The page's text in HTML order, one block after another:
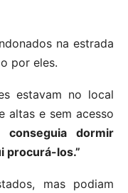
na estrada
por eles.
estavam no local
altas e sem acesso
conseguia dormir
procurá-los.”
mas podiam